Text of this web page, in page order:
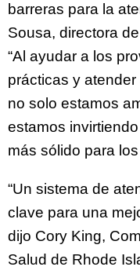
barreras para la
Sousa, directora
“Al ayudar a los
prácticas y
no solo estamos
estamos
más sólido para
“Un sistema de
clave para una
dijo Cory King,
Salud de Rhode